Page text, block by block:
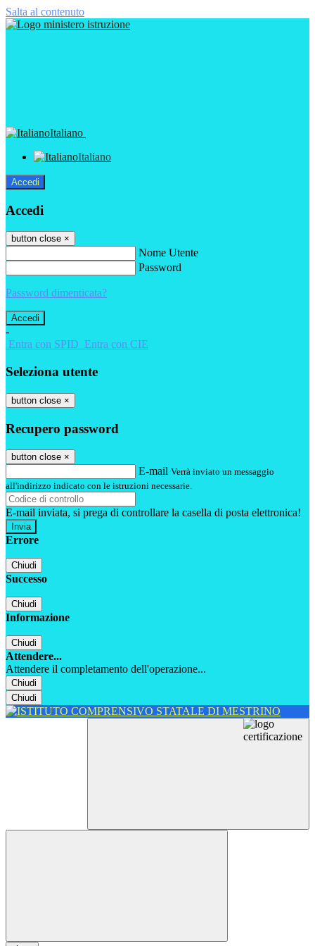
Salta al contenuto
Italiano
Italiano
Accedi
Accedi
button close ×
Nome Utente
Password
Password dimenticata?
-
Entra con SPID Entra con CIE
Seleziona utente
button close ×
Recupero password
button close ×
E-mail Verrà inviato un messaggio
all'indirizzo indicato con le istruzioni necessarie.
E-mail inviata, si prega di controllare la casella di posta elettronica!
Errore
Chiudi
Successo
Chiudi
Informazione
Chiudi
Attendere...
Attendere il completamento dell'operazione...
Chiudi
Chiudi